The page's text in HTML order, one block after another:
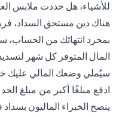
للأشياء، هل حددت ملابس
هناك دين مستحق السداد،
بمجرد انتهائك من
المال المتوفر كل شهر لتسديد
سيُملي وضعك المالي عليك
ادفع مبلغًا أكبر من مبلغ الحد
ينصح الخبراء الماليون بسداد